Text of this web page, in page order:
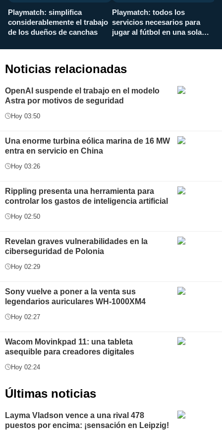
Playmatch: simplifica
considerablemente el trabajo
de los dueños de canchas
Playmatch: todos los
servicios necesarios para
jugar al fútbol en una sola
Noticias relacionadas
OpenAI suspende el trabajo en el modelo
Astra por motivos de seguridad
Hoy 03:50
Una enorme turbina eólica marina de 16 MW
entra en servicio en China
Hoy 03:26
Rippling presenta una herramienta para
controlar los gastos de inteligencia artificial
Hoy 02:50
Revelan graves vulnerabilidades en la
ciberseguridad de Polonia
Hoy 02:29
Sony vuelve a poner a la venta sus
legendarios auriculares WH-1000XM4
Hoy 02:27
Wacom Movinkpad 11: una tableta
asequible para creadores digitales
Hoy 02:24
Últimas noticias
Layma Vladson vence a una rival 478
puestos por encima: ¡sensación en Leipzig!